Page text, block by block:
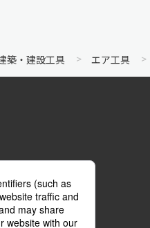
築・建設工具 エア工具